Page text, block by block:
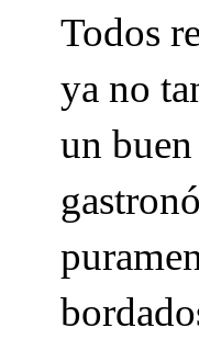
Todos
ya no
un